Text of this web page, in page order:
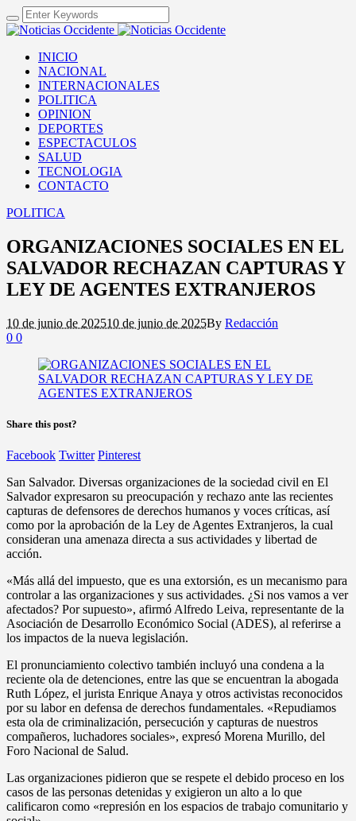
INICIO
NACIONAL
INTERNACIONALES
POLITICA
OPINION
DEPORTES
ESPECTACULOS
SALUD
TECNOLOGIA
CONTACTO
POLITICA
ORGANIZACIONES SOCIALES EN EL
SALVADOR RECHAZAN CAPTURAS Y
LEY DE AGENTES EXTRANJEROS
10 de junio de 202510 de junio de 2025By Redacción
0 0
Share this post?
Facebook Twitter Pinterest
San Salvador. Diversas organizaciones de la sociedad civil en El
Salvador expresaron su preocupación y rechazo ante las recientes
capturas de defensores de derechos humanos y voces críticas, así
como por la aprobación de la Ley de Agentes Extranjeros, la cual
consideran una amenaza directa a sus actividades y libertad de
acción.
«Más allá del impuesto, que es una extorsión, es un mecanismo para
controlar a las organizaciones y sus actividades. ¿Si nos vamos a ver
afectados? Por supuesto», afirmó Alfredo Leiva, representante de la
Asociación de Desarrollo Económico Social (ADES), al referirse a
los impactos de la nueva legislación.
El pronunciamiento colectivo también incluyó una condena a la
reciente ola de detenciones, entre las que se encuentran la abogada
Ruth López, el jurista Enrique Anaya y otros activistas reconocidos
por su labor en defensa de derechos fundamentales. «Repudiamos
esta ola de criminalización, persecución y capturas de nuestros
compañeros, luchadores sociales», expresó Morena Murillo, del
Foro Nacional de Salud.
Las organizaciones pidieron que se respete el debido proceso en los
casos de las personas detenidas y exigieron un alto a lo que
calificaron como «represión en los espacios de trabajo comunitario y